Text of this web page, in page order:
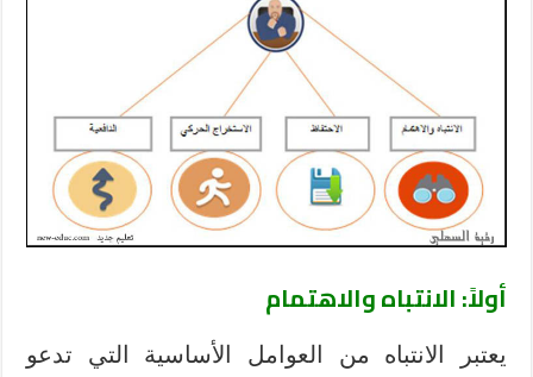
أولاً: الانتباه والاهتمام
يعتبر الانتباه من العوامل الأساسية التي تدعو